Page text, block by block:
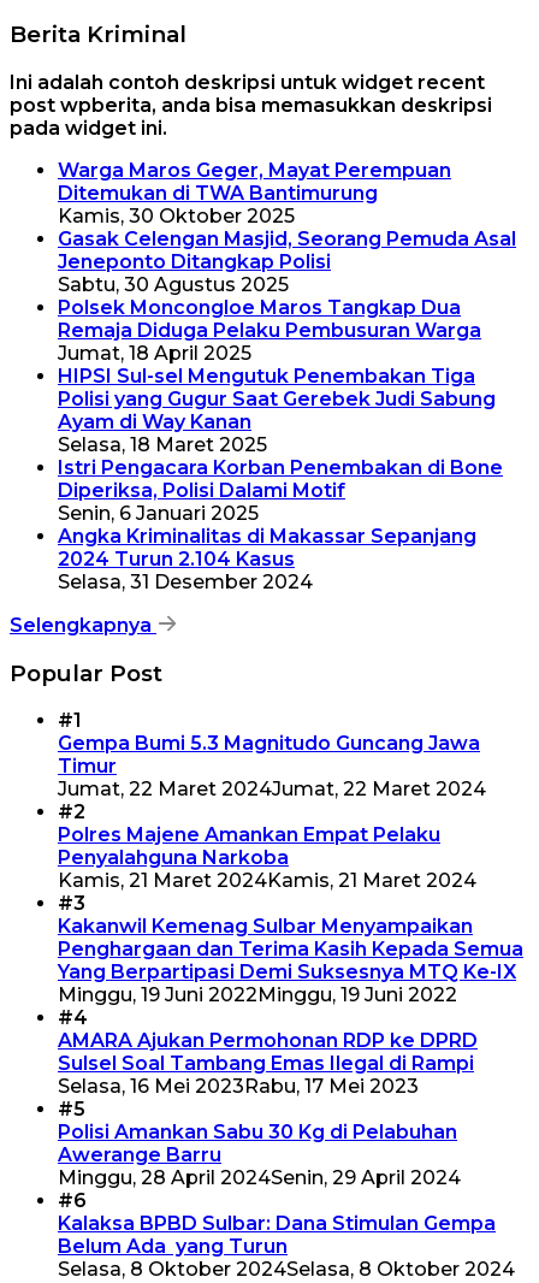
Berita Kriminal
Ini adalah contoh deskripsi untuk widget recent
post wpberita, anda bisa memasukkan deskripsi
pada widget ini.
Warga Maros Geger, Mayat Perempuan
Ditemukan di TWA Bantimurung
Kamis, 30 Oktober 2025
Gasak Celengan Masjid, Seorang Pemuda Asal
Jeneponto Ditangkap Polisi
Sabtu, 30 Agustus 2025
Polsek Moncongloe Maros Tangkap Dua
Remaja Diduga Pelaku Pembusuran Warga
Jumat, 18 April 2025
HIPSI Sul-sel Mengutuk Penembakan Tiga
Polisi yang Gugur Saat Gerebek Judi Sabung
Ayam di Way Kanan
Selasa, 18 Maret 2025
Istri Pengacara Korban Penembakan di Bone
Diperiksa, Polisi Dalami Motif
Senin, 6 Januari 2025
Angka Kriminalitas di Makassar Sepanjang
2024 Turun 2.104 Kasus
Selasa, 31 Desember 2024
Selengkapnya
Popular Post
#1
Gempa Bumi 5.3 Magnitudo Guncang Jawa
Timur
Jumat, 22 Maret 2024Jumat, 22 Maret 2024
#2
Polres Majene Amankan Empat Pelaku
Penyalahguna Narkoba
Kamis, 21 Maret 2024Kamis, 21 Maret 2024
#3
Kakanwil Kemenag Sulbar Menyampaikan
Penghargaan dan Terima Kasih Kepada Semua
Yang Berpartipasi Demi Suksesnya MTQ Ke-IX
Minggu, 19 Juni 2022 Minggu, 19 Juni 2022
#4
AMARA Ajukan Permohonan RDP ke DPRD
Sulsel Soal Tambang Emas Ilegal di Rampi
Selasa, 16 Mei 2023 Rabu, 17 Mei 2023
#5
Polisi Amankan Sabu 30 Kg di Pelabuhan
Awerange Barru
Minggu, 28 April 2024Senin, 29 April 2024
#6
Kalaksa BPBD Sulbar: Dana Stimulan Gempa
Belum Ada yang Turun
Selasa, 8 Oktober 2024Selasa, 8 Oktober 2024